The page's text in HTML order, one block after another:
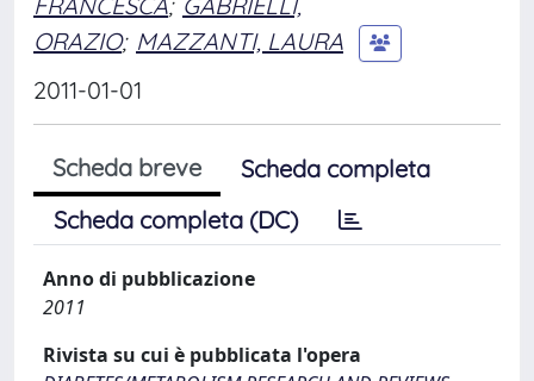
ORAZIO; MAZZANTI, LAURA
2011-01-01
Scheda breve
Scheda completa
Scheda completa (DC)
Anno di pubblicazione
2011
Rivista su cui è pubblicata l'opera